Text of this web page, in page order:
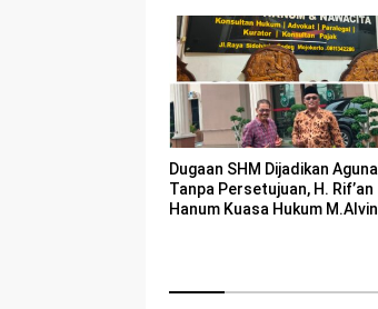
Dugaan SHM Dijadikan
Tanpa Persetujuan, H. Rif’an
Hanum Kuasa Hukum M.Alvin